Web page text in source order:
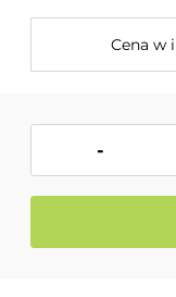
Cena w
-